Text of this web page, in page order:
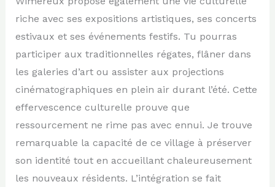
riche avec ses expositions artistiques, ses concerts
estivaux et ses événements festifs. Tu pourras
participer aux traditionnelles régates, flâner dans
les galeries d’art ou assister aux projections
cinématographiques en plein air durant l’été. Cette
effervescence culturelle prouve que
ressourcement ne rime pas avec ennui. Je trouve
remarquable la capacité de ce village à préserver
son identité tout en accueillant chaleureusement
les nouveaux résidents. L’intégration se fait